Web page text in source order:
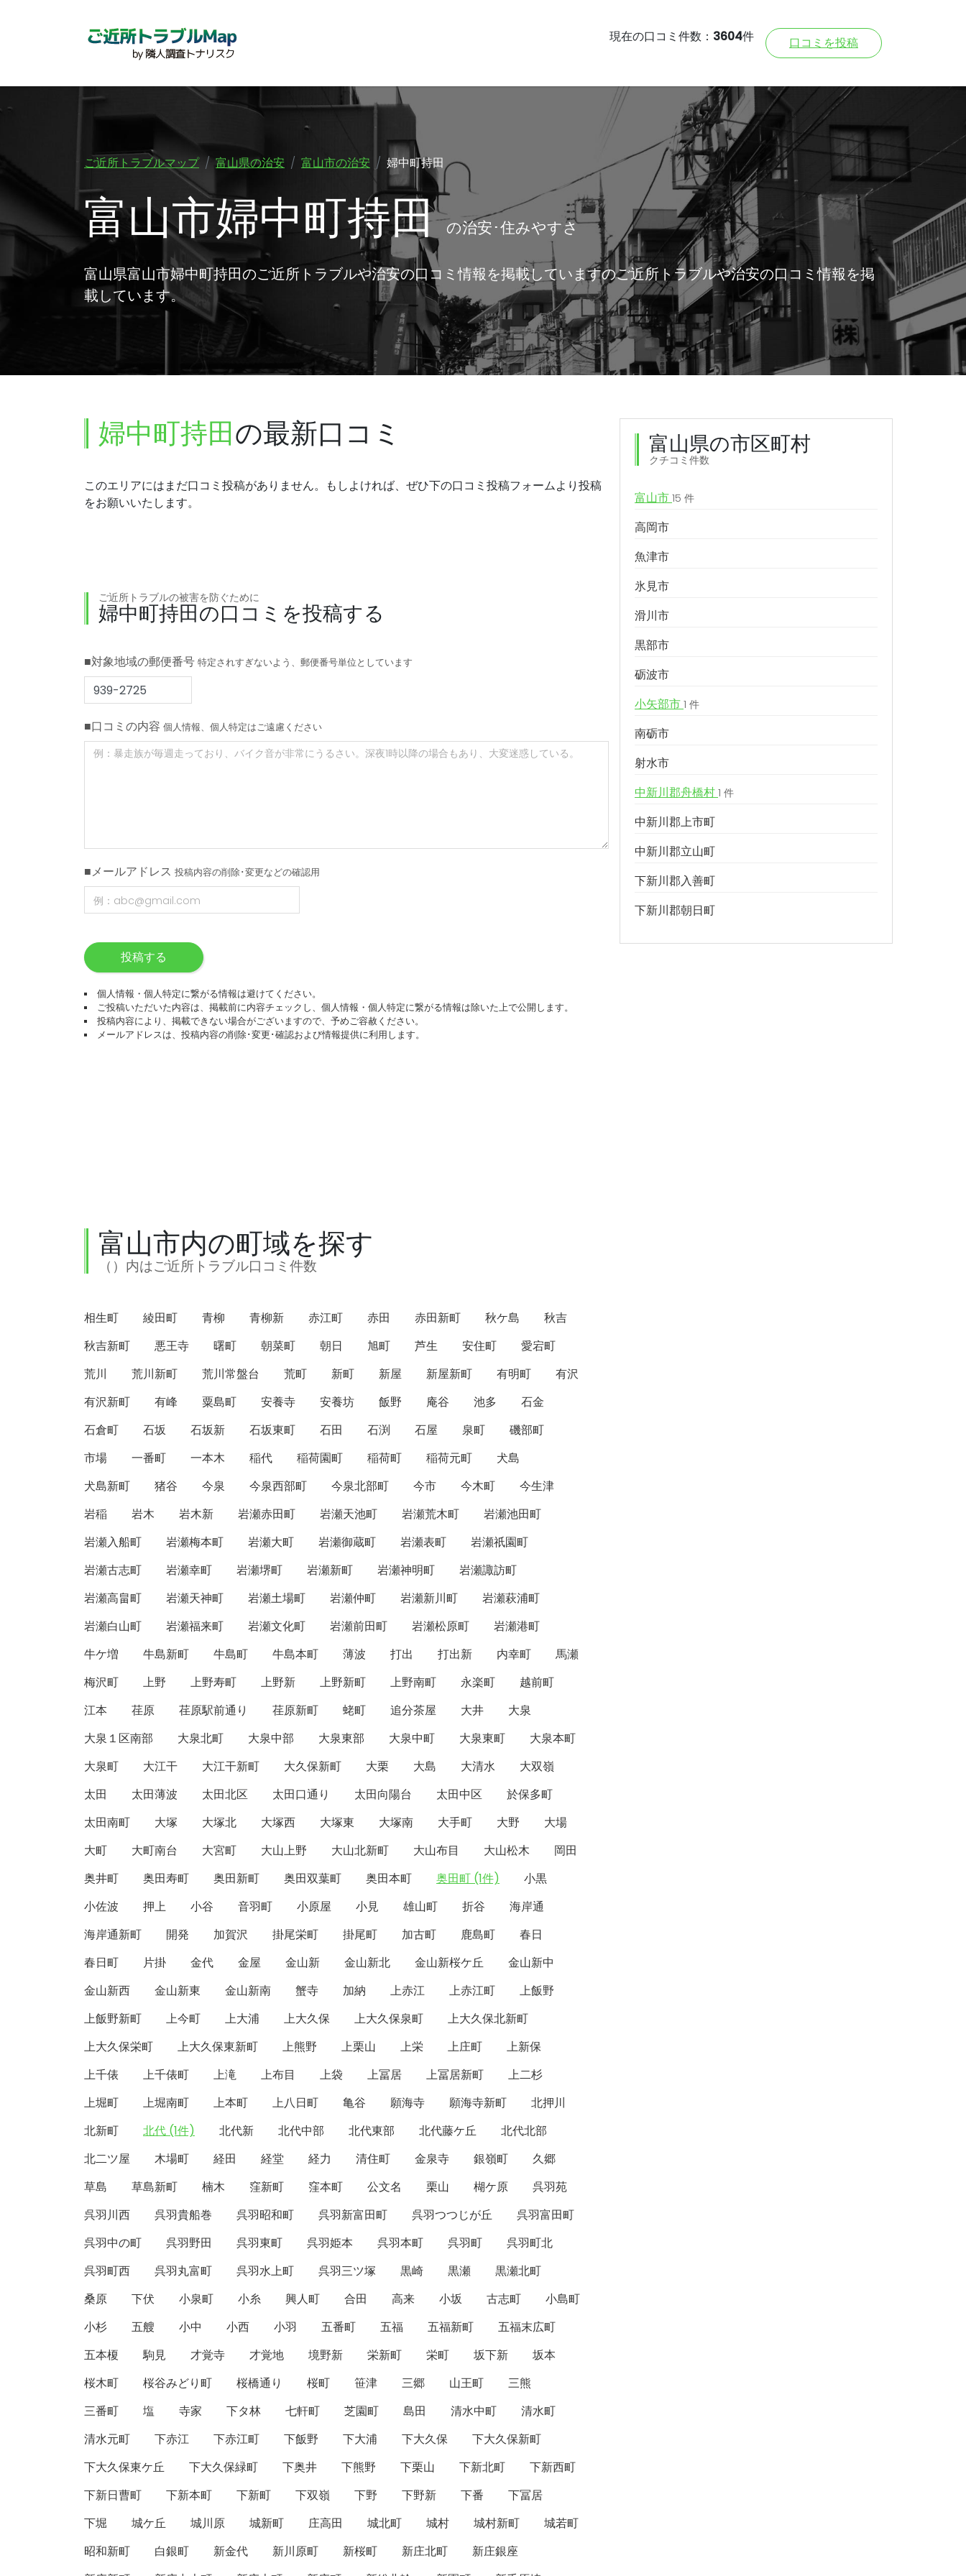
現在の口コミ件数： 3604件 口コミを投稿
ご近所トラブルマップ 富山県の治安 富山市の治安 婦中町持田
富山市婦中町持田の治安･住みやすさ
富山県富山市婦中町持田のご近所トラブルや治安の口コミ情報を掲載していますのご近所トラブルや治安の口コミ情報を掲
載しています。
婦中町持田の最新口コミ
このエリアにはまだ口コミ投稿がありません。もしよければ、ぜひ下の口コミ投稿フォームより投稿
をお願いいたします。
ご近所トラブルの被害を防ぐために
婦中町持田の口コミを投稿する
■対象地域の郵便番号 特定されすぎないよう、郵便番号単位としています
■口コミの内容 個人情報、個人特定はご遠慮ください
■メールアドレス 投稿内容の削除･変更などの確認用
投稿する
個人情報・個人特定に繋がる情報は避けてください。
ご投稿いただいた内容は、掲載前に内容チェックし、個人情報・個人特定に繋がる情報は除いた上で公開します。
投稿内容により、掲載できない場合がございますので、予めご容赦ください。
メールアドレスは、投稿内容の削除･変更･確認および情報提供に利用します。
富山市内の町域を探す
（）内はご近所トラブル口コミ件数
相生町 綾田町 青柳 青柳新 赤江町 赤田 赤田新町 秋ケ島
秋吉
秋吉新町
悪王寺 曙町 朝菜町 朝日 旭町 芦生 安住町
愛宕町
荒川
荒川新町 荒川常盤台 荒町 新町 新屋 新屋新町 有明町
有沢
有沢新町
有峰 粟島町 安養寺 安養坊 飯野 庵谷 池多
石金
石倉町
石坂 石坂新 石坂東町 石田 石渕 石屋 泉町
磯部町
市場
一番町 一本木 稲代 稲荷園町 稲荷町 稲荷元町
犬島
犬島新町
猪谷 今泉 今泉西部町 今泉北部町 今市 今木町
今生津
岩稲
岩木 岩木新 岩瀬赤田町 岩瀬天池町 岩瀬荒木町
岩瀬池田町
岩瀬入船町
岩瀬梅本町 岩瀬大町 岩瀬御蔵町 岩瀬表町
岩瀬祇園町
岩瀬古志町
岩瀬幸町 岩瀬堺町 岩瀬新町 岩瀬神明町
岩瀬諏訪町
岩瀬高畠町
岩瀬天神町 岩瀬土場町 岩瀬仲町 岩瀬新川町
岩瀬萩浦町
岩瀬白山町
岩瀬福来町 岩瀬文化町 岩瀬前田町 岩瀬松原町
岩瀬港町
牛ケ増
牛島新町 牛島町 牛島本町 薄波 打出 打出新 内幸町
馬瀬
梅沢町
上野 上野寿町 上野新 上野新町 上野南町 永楽町
越前町
江本
荏原 荏原駅前通り 荏原新町 蛯町 追分茶屋 大井
大泉
大泉１区南部
大泉北町 大泉中部 大泉東部 大泉中町 大泉東町
大泉本町
大泉町
大江干 大江干新町 大久保新町 大栗 大島 大清水
大双嶺
太田
太田薄波 太田北区 太田口通り 太田向陽台 太田中区
於保多町
太田南町
大塚 大塚北 大塚西 大塚東 大塚南 大手町 大野
大場
大町
大町南台 大宮町 大山上野 大山北新町 大山布目 大山松木
岡田
奥井町
奥田寿町 奥田新町 奥田双葉町 奥田本町 奥田町 (1件)
小黒
小佐波
押上 小谷 音羽町 小原屋 小見 雄山町 折谷
海岸通
海岸通新町
開発 加賀沢 掛尾栄町 掛尾町 加古町 鹿島町
春日
春日町
片掛 金代 金屋 金山新 金山新北 金山新桜ケ丘
金山新中
金山新西
金山新東 金山新南 蟹寺 加納 上赤江 上赤江町
上飯野
上飯野新町
上今町 上大浦 上大久保 上大久保泉町
上大久保北新町
上大久保栄町
上大久保東新町 上熊野 上栗山 上栄 上庄町
上新保
上千俵
上千俵町 上滝 上布目 上袋 上冨居 上冨居新町
上二杉
上堀町
上堀南町 上本町 上八日町 亀谷 願海寺 願海寺新町
北押川
北新町
北代 (1件) 北代新 北代中部 北代東部 北代藤ケ丘
北代北部
北二ツ屋
木場町 経田 経堂 経力 清住町 金泉寺 銀嶺町
久郷
草島
草島新町 楠木 窪新町 窪本町 公文名 栗山 楜ケ原
呉羽苑
呉羽川西
呉羽貴船巻 呉羽昭和町 呉羽新富田町 呉羽つつじが丘
呉羽富田町
呉羽中の町
呉羽野田 呉羽東町 呉羽姫本 呉羽本町 呉羽町
呉羽町北
呉羽町西
呉羽丸富町 呉羽水上町 呉羽三ツ塚 黒崎 黒瀬
黒瀬北町
桑原
下伏 小泉町 小糸 興人町 合田 高来 小坂 古志町
小島町
小杉
五艘 小中 小西 小羽 五番町 五福 五福新町
五福末広町
五本榎
駒見 才覚寺 才覚地 境野新 栄新町 栄町 坂下新
坂本
桜木町
桜谷みどり町 桜橋通り 桜町 笹津 三郷 山王町
三熊
三番町
塩 寺家 下タ林 七軒町 芝園町 島田 清水中町
清水町
清水元町
下赤江 下赤江町 下飯野 下大浦 下大久保
下大久保新町
下大久保東ケ丘
下大久保緑町 下奥井 下熊野 下栗山 下新北町
下新西町
下新日曹町
下新本町 下新町 下双嶺 下野 下野新 下番
下冨居
下堀
城ケ丘 城川原 城新町 庄高田 城北町 城村 城村新町
城若町
昭和新町
白銀町 新金代 新川原町 新桜町 新庄北町
新庄銀座
富山県の市区町村
クチコミ件数
富山市 15 件
高岡市
魚津市
氷見市
滑川市
黒部市
砺波市
小矢部市 1 件
南砺市
射水市
中新川郡舟橋村 1 件
中新川郡上市町
中新川郡立山町
下新川郡入善町
下新川郡朝日町